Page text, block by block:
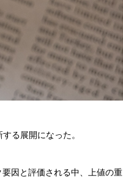
る展開になった。
因と評価される中、上値の重